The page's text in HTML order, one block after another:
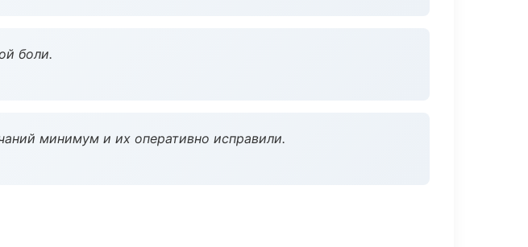
боли.
минимум и их оперативно исправили.